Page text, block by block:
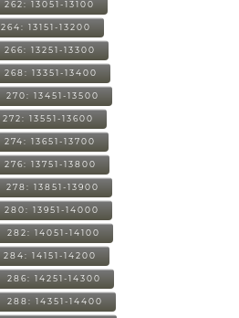
262: 13051-13100
264: 13151-13200
266: 13251-13300
268: 13351-13400
270: 13451-13500
272: 13551-13600
274: 13651-13700
276: 13751-13800
278: 13851-13900
280: 13951-14000
282: 14051-14100
284: 14151-14200
286: 14251-14300
288: 14351-14400